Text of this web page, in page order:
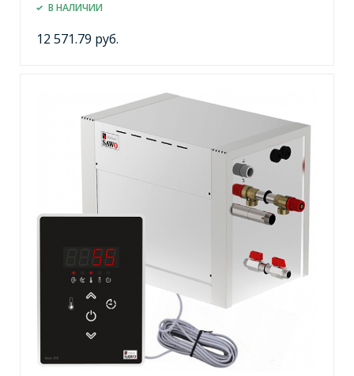
В НАЛИЧИИ
12 571.79 руб.